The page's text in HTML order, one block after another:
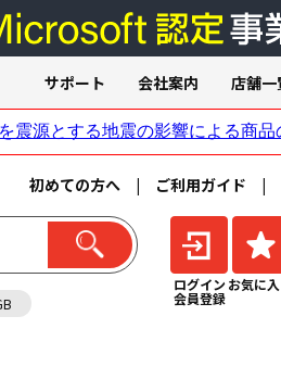
初めての方へ | ご利用ガイド |
ログイン
会員登録
お気に
サポート 会社案内 店舗一